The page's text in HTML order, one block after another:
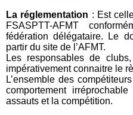
La réglementation : Est
FSASPTT-AFMT
fédération délégataire. Le
partir du site de l’AFMT.
Les responsables de
impérativement connaitre le
L’ensemble des
comportement
assauts et la compétition.